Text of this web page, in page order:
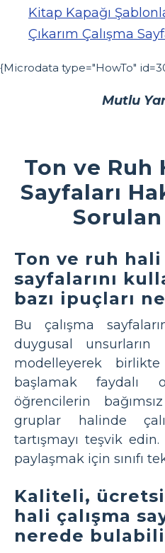
Kitap Kapağı
Çıkarım Çalışma
{Microdata type="HowTo"
Mutlu
Ton ve Ruh
Sayfaları
Ton ve ruh hali
sayfalarını
bazı ipuçları
Bu çalışma
duygusal unsurların
modelleyerek
başlamak faydalı
öğrencilerin
gruplar halinde
tartışmayı teşvik
paylaşmak için sınıfı
Kaliteli,
hali çalışma
nerede